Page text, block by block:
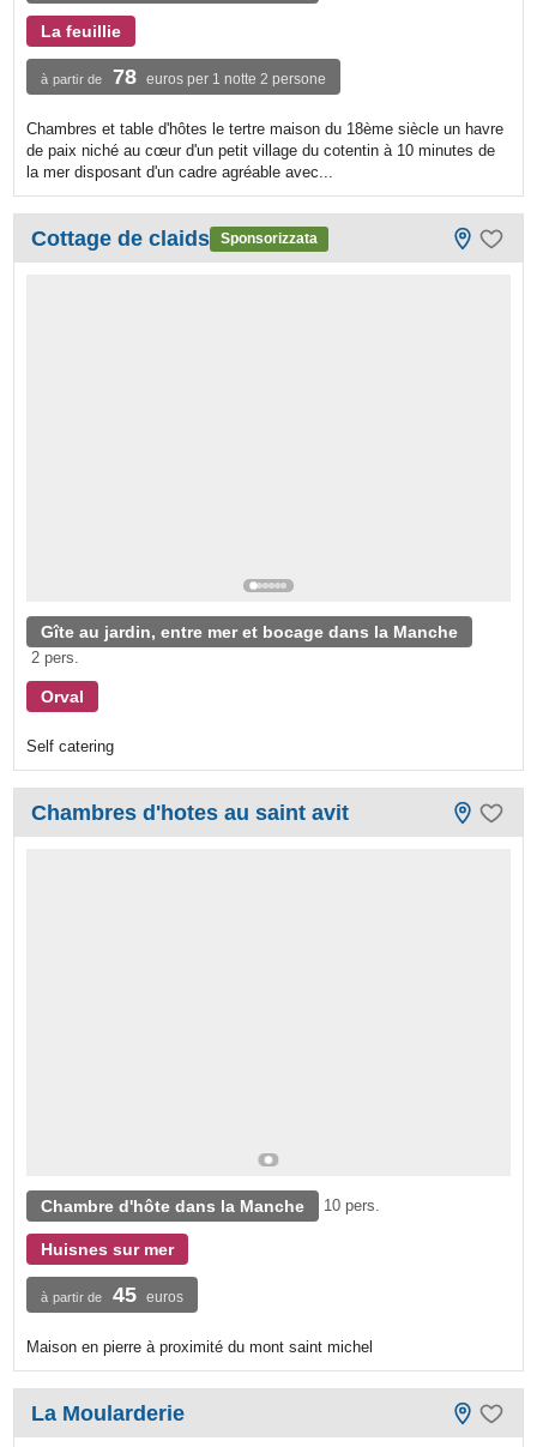
La feuillie
à partir de 78 euros per 1 notte 2 persone
Chambres et table d'hôtes le tertre maison du 18ème siècle un havre
de paix niché au cœur d'un petit village du cotentin à 10 minutes de
la mer disposant d'un cadre agréable avec...
Cottage de claids Sponsorizzata
Gîte au jardin, entre mer et bocage dans la Manche
2 pers.
Orval
Self catering
Chambres d'hotes au saint avit
Chambre d'hôte dans la Manche 10 pers.
Huisnes sur mer
à partir de 45 euros
Maison en pierre à proximité du mont saint michel
La Moularderie